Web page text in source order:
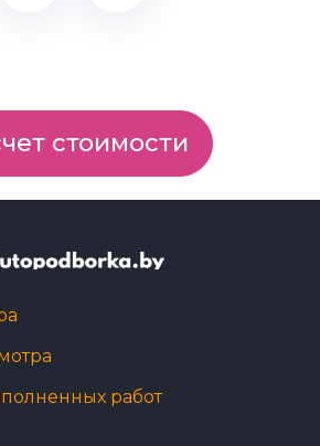
стоимости
работ